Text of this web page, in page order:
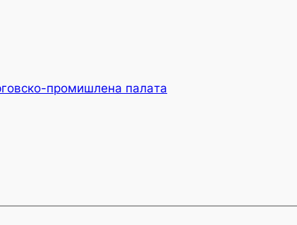
промишлена палaта